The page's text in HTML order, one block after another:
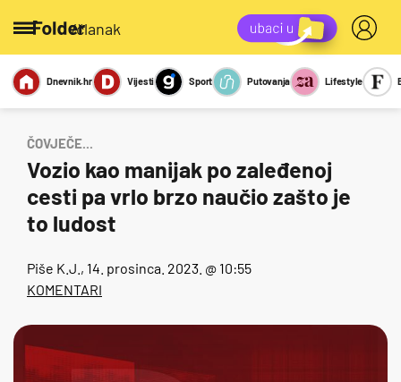
/članak
Miks Kviz
Report
Sexy
Dnevnik.hr Vijesti Sport Putovanja Lifestyle
ČOVJEČE...
Vozio kao manijak po zaleđenoj
cesti pa vrlo brzo naučio zašto je
to ludost
Piše K.J. , 14. prosinca. 2023. @ 10:55
KOMENTARI